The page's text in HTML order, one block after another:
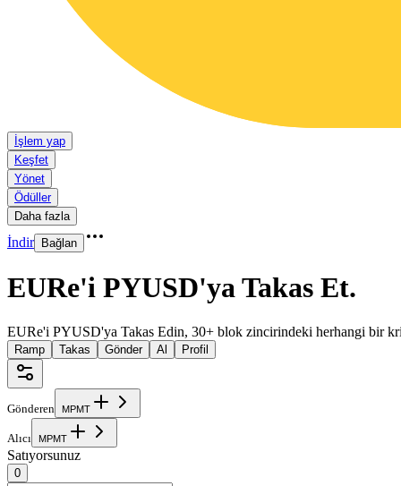
İşlem yap
Keşfet
Yönet
Ödüller
Daha fazla
İndir Bağlan
EURe'i PYUSD'ya Takas Et.
EURe'i PYUSD'ya Takas Edin, 30+ blok zincirindeki herhangi bir
Ramp Takas Gönder Al Profil
Gönderen MPMT
Alıcı MPMT
Satıyorsunuz
0